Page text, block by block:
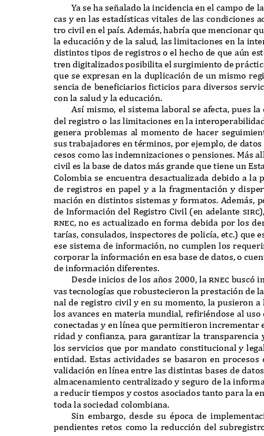
Ya se ha señalado la incidencia en el campo de
cas y en las estadísticas vitales de las condiciones
tro civil en el país. Además,habría que mencionarq
la educación y de la salud, las limitaciones en la
distintos tipos de registros o el hecho de que aún
tren digitalizados posibilita el surgimiento de prá
que se expresan en la duplicación de un mismo
sencia de beneficiarios ficticios para diversos
con la salud y la educación.
Así mismo, el sistema laboral se afecta,pues la
del registro o las limitaciones en la
genera problemas al momento de hacer
sus trabajadores en términos, por ejemplo,de
cesos como las indemnizaciones o pensiones. Más
civil es la base de datos más grandeque tiene un E
Colombia se encuentra desactualizada debido a la
de registros en papel y a lafragmentación y
mación en distintos sistemas y formatos. Además,
de Información del Registro Civil (en adelante
rnec,no es actualizado enforma debida por los
tarías consulados ,inspectores de policía etc.) que
ese sistema de información,no cumplen los req
corporar la información en esa base de datos,o
de información diferentes.
Desde inicios de los años 2000,larnec buscó
vas tecnologías que robustecieron la prestación de
nal de registro civil y en su momento, la pusieron
los avances en materia mundial, refiriéndose al
conectadas y en líneaque permitieron incrementar
ridad y confianza,para garantizar la
los servicios que por mandato constitucional y
entidad. Estas actividades se basaron en procesos
validación en línea entre las distintas bases de
almacenamiento centralizado y seguro de la inf
a reducir tiempos y costos asociados tanto para la
toda la sociedad colombiana
Sin embargo,desde su época de
pendientes retos como la reducción del